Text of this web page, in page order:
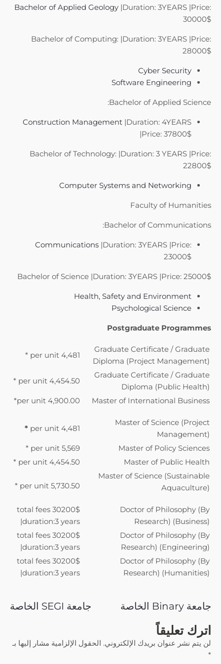
Bachelor of Applied Geology |Duration: 3YEARS |Price:
30000$
Bachelor of Computing: |Duration: 3YEARS |Price:
28000$
Cyber Security
Software Engineering
Bachelor of Applied Science:
Construction Management |Duration: 4YEARS
|Price: 37800$
Bachelor of Technology: |Duration: 3 YEARS |Price:
22800$
Computer Systems and Networking
Faculty of Humanities
Bachelor of Communications:
Communications |Duration: 3YEARS |Price:
23000$
Bachelor of Science |Duration: 3YEARS |Price: 25000$
Health, Safety and Environment
Psychological Science
Postgraduate Programmes
Graduate Certificate / Graduate
Diploma (Project Management)
4,481 per unit *
Graduate Certificate / Graduate
Diploma (Public Health)
4,454.50 per unit *
Master of International Business
4,900.00 per unit*
Master of Science (Project
Management)
4,481 per unit
*
Master of Policy Sciences
5,569 per unit *
Master of Public Health
4,454.50 per unit *
Master of Science (Sustainable
Aquaculture)
5,730.50 per unit *
Doctor of Philosophy (By
Research) (Business)
30200$ total fees
|duration:3 years
Doctor of Philosophy (By
Research) (Engineering)
30200$ total fees
|duration:3 years
Doctor of Philosophy (By
Research) (Humanities)
30200$ total fees
|duration:3 years
جامعة Binary الخاصة جامعة SEGI الخاصة
اترك تعليقاً
لن يتم نشر عنوان بريدك الإلكتروني. الحقول الإلزامية مشار إليها بـ
*